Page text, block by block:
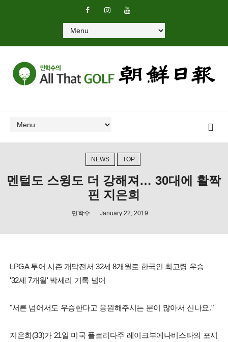
NEWS TOP
멘털도 스윙도 더 강해져… 30대에 활짝
핀 지은희
민학수 January 22, 2019
LPGA 투어 시즌 개막전서 32세 8개월로 한국인 최고령 우승
'32세 7개월' 박세리 기록 넘어
"서른 넘어서도 우승한다고 응원해주시는 분이 많아서 신나요."
지은희(33)가 21일 미국 플로리다주 레이크부에나비스타의 포시